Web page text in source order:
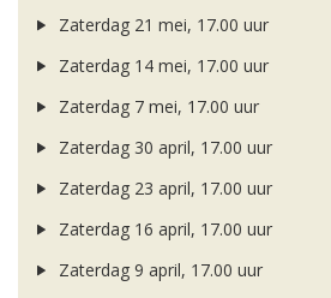
Zaterdag 21 mei, 17.00 uur
Zaterdag 14 mei, 17.00 uur
Zaterdag 7 mei, 17.00 uur
Zaterdag 30 april, 17.00 uur
Zaterdag 23 april, 17.00 uur
Zaterdag 16 april, 17.00 uur
Zaterdag 9 april, 17.00 uur